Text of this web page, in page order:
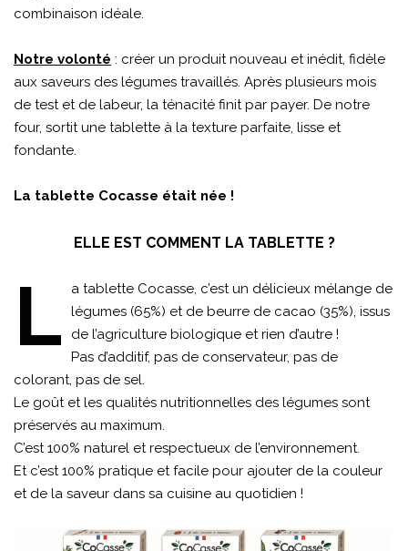
combinaison idéale.
Notre volonté : créer un produit nouveau et inédit, fidèle
aux saveurs des légumes travaillés. Après plusieurs mois
de test et de labeur, la ténacité finit par payer. De notre
four, sortit une tablette à la texture parfaite, lisse et
fondante.
La tablette Cocasse était née !
ELLE EST COMMENT LA TABLETTE ?
L
a tablette Cocasse, c’est un délicieux mélange de
légumes (65%) et de beurre de cacao (35%), issus
de l’agriculture biologique et rien d’autre !
Pas d’additif, pas de conservateur, pas de
colorant, pas de sel.
Le goût et les qualités nutritionnelles des légumes sont
préservés au maximum.
C’est 100% naturel et respectueux de l’environnement.
Et c’est 100% pratique et facile pour ajouter de la couleur
et de la saveur dans sa cuisine au quotidien !